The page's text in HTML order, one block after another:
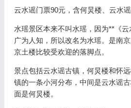
云水谣门票90元，含何炅楼、云水谣
水瑶景区本来不叫水瑶，因为**《
广为人知，所以改名为水瑶。是南
京土楼比较受欢迎的落脚点。
景点包括云水谣古镇，何炅楼和怀
镇的一条小河分布，中间是云水谣
面是何炅楼。